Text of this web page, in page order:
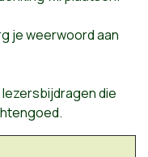
je weerwoord aan
die